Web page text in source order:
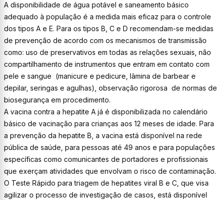
A disponibilidade de água potável e saneamento básico
adequado à população é a medida mais eficaz para o controle
dos tipos A e E. Para os tipos B, C e D recomendam-se medidas
de prevenção de acordo com os mecanismos de transmissão
como: uso de preservativos em todas as relações sexuais, não
compartilhamento de instrumentos que entram em contato com
pele e sangue (manicure e pedicure, lâmina de barbear e
depilar, seringas e agulhas), observação rigorosa de normas de
biosegurança em procedimento.
A vacina contra a hepatite A já é disponibilizada no calendário
básico de vacinação para crianças aos 12 meses de idade. Para
a prevenção da hepatite B, a vacina está disponível na rede
pública de saúde, para pessoas até 49 anos e para populações
específicas como comunicantes de portadores e profissionais
que exerçam atividades que envolvam o risco de contaminação.
O Teste Rápido para triagem de hepatites viral B e C, que visa
agilizar o processo de investigação de casos, está disponível